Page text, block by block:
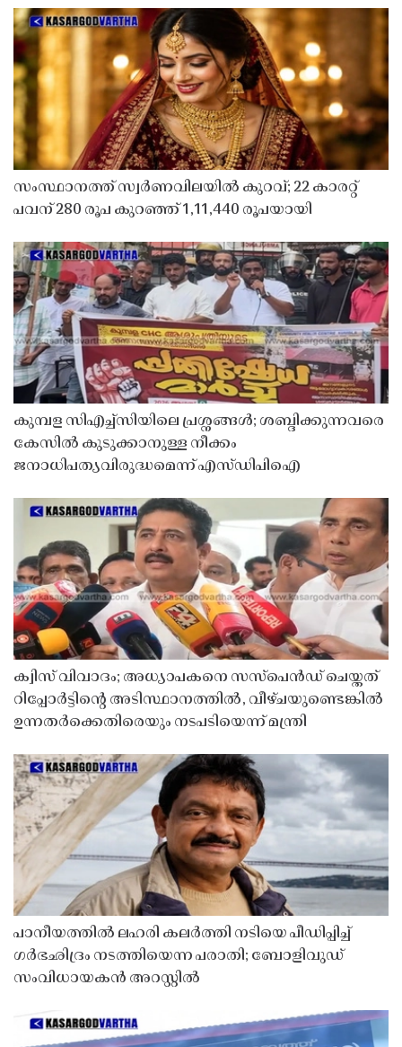
സംസ്ഥാനത്ത് സ്വർണവിലയിൽ കുറവ്; 22 കാരറ്റ്
പവന് 280 രൂപ കുറഞ്ഞ് 1,11,440 രൂപയായി
കുമ്പള സിഎച്ച്സിയിലെ പ്രശ്നങ്ങൾ; ശബ്ദിക്കുന്നവരെ
കേസിൽ കുടുക്കാനുള്ള നീക്കം
ജനാധിപത്യവിരുദ്ധമെന്ന് എസ്ഡിപിഐ
ക്വിസ് വിവാദം; അധ്യാപകനെ സസ്‌പെൻഡ് ചെയ്തത്
റിപ്പോർട്ടിൻ്റെ അടിസ്ഥാനത്തിൽ, വീഴ്ചയുണ്ടെങ്കിൽ
ഉന്നതർക്കെതിരെയും നടപടിയെന്ന് മന്ത്രി
പാനീയത്തിൽ ലഹരി കലർത്തി നടിയെ പീഡിപ്പിച്ച്
ഗർഭഛിദ്രം നടത്തിയെന്ന പരാതി; ബോളിവുഡ്
സംവിധായകൻ അറസ്റ്റിൽ